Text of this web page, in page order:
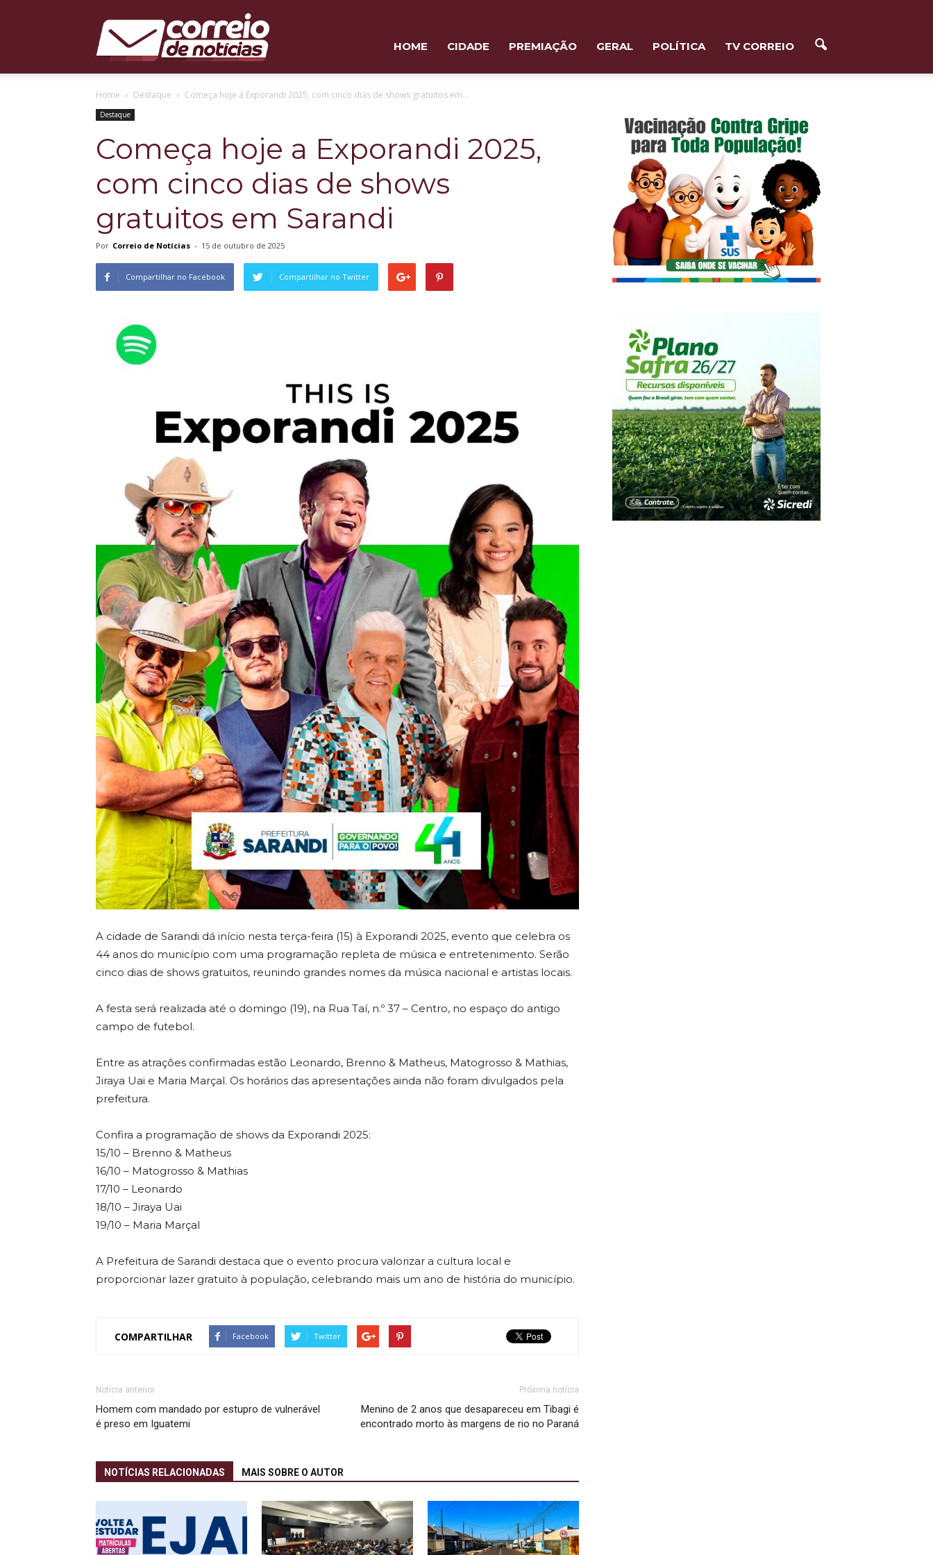
Correio
Notícias
HOME CIDADE PREMIAÇÃO GERAL POLÍTICA TV CORREIO
Home Destaque Começa hoje a Exporandi 2025, com cinco dias de shows gratuitos em...
Destaque
Começa hoje a Exporandi 2025,
com cinco dias de shows
gratuitos em Sarandi
Por Correio de Notícias - 15 de outubro de 2025
Compartilhar no Facebook Compartilhar no Twitter
A cidade de Sarandi dá início nesta terça-feira (15) à Exporandi 2025, evento que celebra os
44 anos do município com uma programação repleta de música e entretenimento. Serão
cinco dias de shows gratuitos, reunindo grandes nomes da música nacional e artistas locais.
A festa será realizada até o domingo (19), na Rua Taí, n.º 37 – Centro, no espaço do antigo
campo de futebol.
Entre as atrações confirmadas estão Leonardo, Brenno & Matheus, Matogrosso & Mathias,
Jiraya Uai e Maria Marçal. Os horários das apresentações ainda não foram divulgados pela
prefeitura.
Confira a programação de shows da Exporandi 2025:
15/10 – Brenno & Matheus
16/10 – Matogrosso & Mathias
17/10 – Leonardo
18/10 – Jiraya Uai
19/10 – Maria Marçal
A Prefeitura de Sarandi destaca que o evento procura valorizar a cultura local e
proporcionar lazer gratuito à população, celebrando mais um ano de história do município.
COMPARTILHAR Facebook Twitter
Notícia anterior
Homem com mandado por estupro de vulnerável
é preso em Iguatemi
Próxima notícia
Menino de 2 anos que desapareceu em Tibagi é
encontrado morto às margens de rio no Paraná
NOTÍCIAS RELACIONADAS MAIS SOBRE O AUTOR